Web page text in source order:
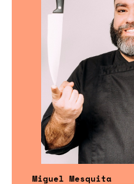
Miguel Mesquita